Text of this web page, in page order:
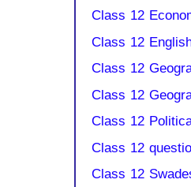
Class 12
Class 12
Class 12
Class 12
Class 12
Class 12
Class 12